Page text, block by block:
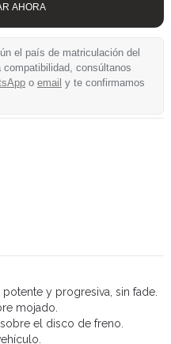
AHORA
el país de matriculación del
consúltanos
o email y te confirmamos
y progresiva, sin fade.
mojado.
el disco de freno.